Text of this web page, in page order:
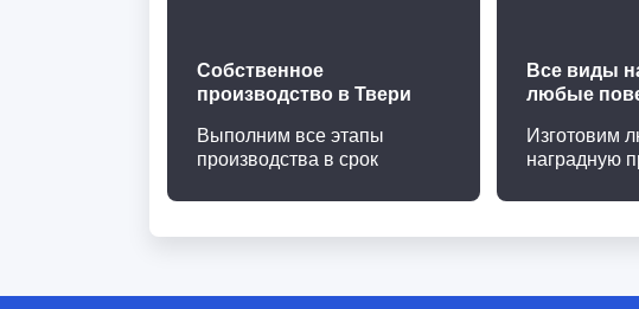
Собственное
производство в Твери
Выполним все этапы
производства в срок
Все виды
любые
Изготовим
наградную